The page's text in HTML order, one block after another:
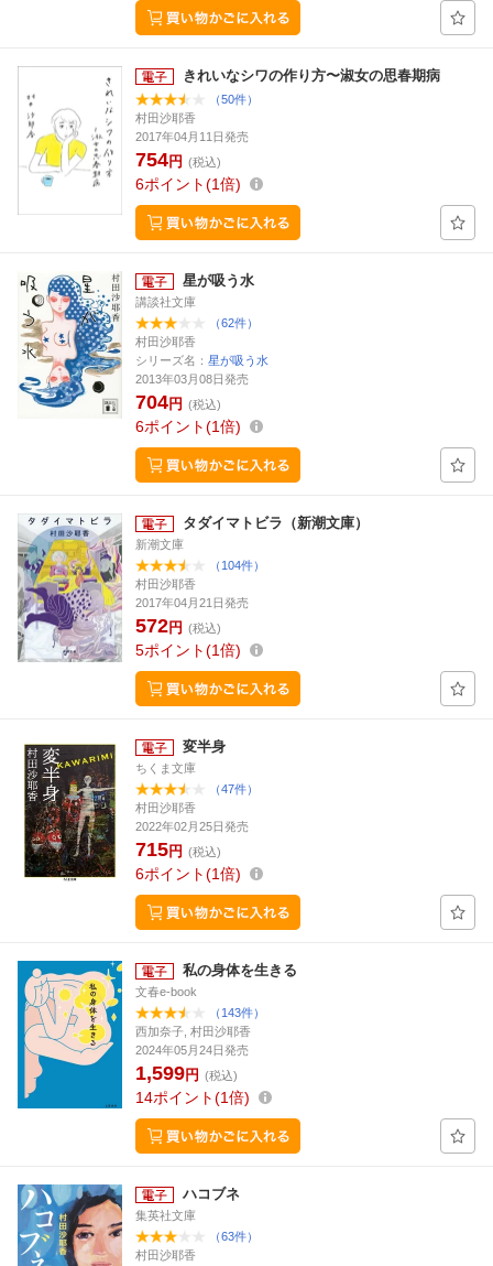
きれいなシワの作り方〜淑女の思春期病
（50件）
村田沙耶香
2017年04月11日発売
754円 (税込)
6ポイント 1倍
星が吸う水
講談社文庫
（62件）
村田沙耶香
シリーズ名： 星が吸う水
2013年03月08日発売
704円 (税込)
6ポイント 1倍
タダイマトビラ（新潮文庫）
新潮文庫
（104件）
村田沙耶香
2017年04月21日発売
572円 (税込)
5ポイント 1倍
変半身
ちくま文庫
（47件）
村田沙耶香
2022年02月25日発売
715円 (税込)
6ポイント 1倍
私の身体を生きる
文春e-book
（143件）
西加奈子, 村田沙耶香
2024年05月24日発売
1,599円 (税込)
14ポイント 1倍
ハコブネ
集英社文庫
（63件）
村田沙耶香